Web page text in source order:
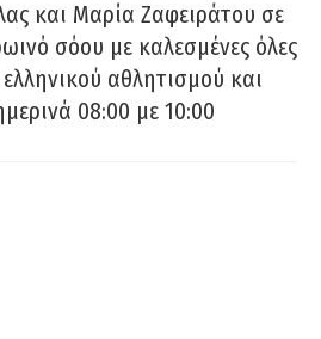
και Μαρία Ζαφειράτου σε
σόου με καλεσμένες όλες
αθλητισμού και
08:00 με 10:00